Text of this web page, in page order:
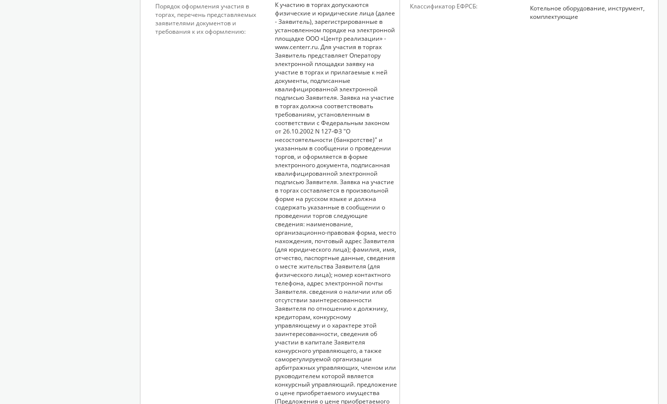
Порядок оформления участия в
торгах, перечень представляемых
заявителями документов и
требования к их оформлению:
К участию в торгах допускаются
физические и юридические лица (далее
- Заявитель), зарегистрированные в
установленном порядке на электронной
площадке ООО «Центр реализации» -
www.centerr.ru. Для участия в торгах
Заявитель представляет Оператору
электронной площадки заявку на
участие в торгах и прилагаемые к ней
документы, подписанные
квалифицированной электронной
подписью Заявителя. Заявка на участие
в торгах должна соответствовать
требованиям, установленным в
соответствии с Федеральным законом
от 26.10.2002 N 127-ФЗ "О
несостоятельности (банкротстве)" и
указанным в сообщении о проведении
торгов, и оформляется в форме
электронного документа, подписанная
квалифицированной электронной
подписью Заявителя. Заявка на участие
в торгах составляется в произвольной
форме на русском языке и должна
содержать указанные в сообщении о
проведении торгов следующие
сведения: наименование,
организационно-правовая форма, место
нахождения, почтовый адрес Заявителя
(для юридического лица); фамилия, имя,
отчество, паспортные данные, сведения
о месте жительства Заявителя (для
физического лица); номер контактного
телефона, адрес электронной почты
Заявителя. сведения о наличии или об
отсутствии заинтересованности
Заявителя по отношению к должнику,
кредиторам, конкурсному
управляющему и о характере этой
заинтересованности, сведения об
участии в капитале Заявителя
конкурсного управляющего, а также
саморегулируемой организации
арбитражных управляющих, членом или
руководителем которой является
конкурсный управляющий. предложение
о цене приобретаемого имущества
(Предложения о цене приобретаемого
Классификатор ЕФРСБ:
Котельное оборудование, инструмент,
комплектующие